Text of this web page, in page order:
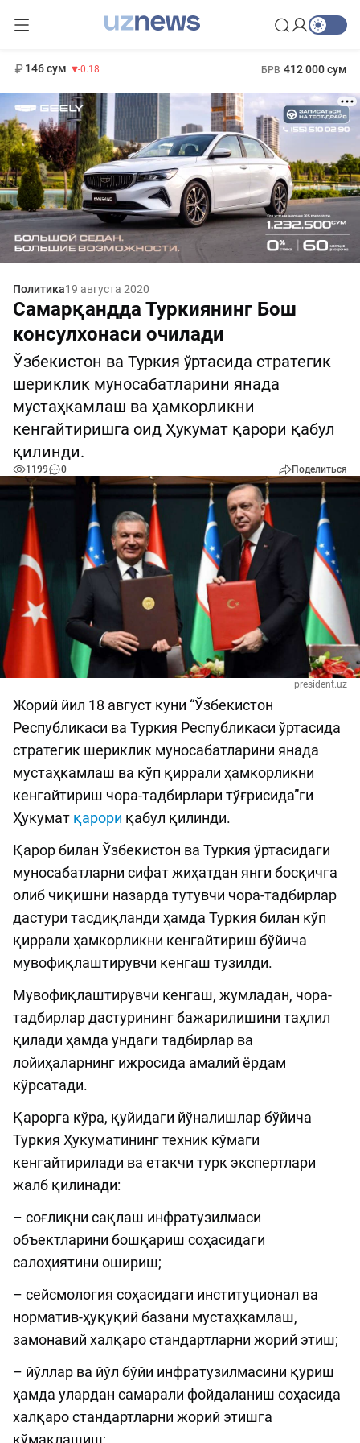
146 сум -0.18 БРВ 412 000 сум
Политика19 августа 2020
Самарқандда Туркиянинг Бош
консулхонаси очилади
Ўзбекистон ва Туркия ўртасида стратегик
шериклик муносабатларини янада
мустаҳкамлаш ва ҳамкорликни
кенгайтиришга оид Ҳукумат қарори қабул
қилинди.
1199 0 Поделиться
president.uz
Жорий йил 18 август куни “Ўзбекистон
Республикаси ва Туркия Республикаси ўртасида
стратегик шериклик муносабатларини янада
мустаҳкамлаш ва кўп қиррали ҳамкорликни
кенгайтириш чора-тадбирлари тўғрисида”ги
Ҳукумат қарори қабул қилинди.
Қарор билан Ўзбекистон ва Туркия ўртасидаги
муносабатларни сифат жиҳатдан янги босқичга
олиб чиқишни назарда тутувчи чора-тадбирлар
дастури тасдиқланди ҳамда Туркия билан кўп
қиррали ҳамкорликни кенгайтириш бўйича
мувофиқлаштирувчи кенгаш тузилди.
Мувофиқлаштирувчи кенгаш, жумладан, чора-
тадбирлар дастурининг бажарилишини таҳлил
қилади ҳамда ундаги тадбирлар ва
лойиҳаларнинг ижросида амалий ёрдам
кўрсатади.
Қарорга кўра, қуйидаги йўналишлар бўйича
Туркия Ҳукуматининг техник кўмаги
кенгайтирилади ва етакчи турк экспертлари
жалб қилинади:
– соғлиқни сақлаш инфратузилмаси
объектларини бошқариш соҳасидаги
салоҳиятини ошириш;
– сейсмология соҳасидаги институционал ва
норматив-ҳуқуқий базани мустаҳкамлаш,
замонавий халқаро стандартларни жорий этиш;
– йўллар ва йўл бўйи инфратузилмасини қуриш
ҳамда улардан самарали фойдаланиш соҳасида
халқаро стандартларни жорий этишга
кўмаклашиш;